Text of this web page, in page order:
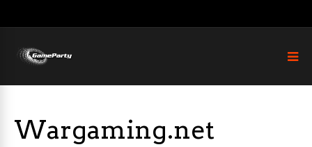
Wargaming.net